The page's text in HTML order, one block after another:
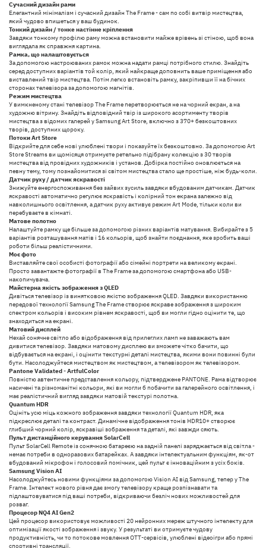
Сучасний дизайн рами
Елегантний мінімалізм і сучасний дизайн The Frame - сам по собі витвір мистецтва,
який чудово впишеться у ваш будинок.
Тонкий дизайн / тонке настінне кріплення
Завдяки тонкому профілю раму можна встановити майже врівень зі стіною, щоб вона
виглядала як справжня картина.
Рамка, що налаштовується
За допомогою настроюваних рамок можна надати рамці потрібного стилю. Знайдіть
серед доступних варіантів той колір, який найкраще доповнить ваше приміщення або
виставлений твір мистецтва. Потім легко встановіть рамку, закріпивши її на бічних
сторонах телевізора за допомогою магнітів.
Режим мистецтва
У вимкненому стані телевізор The Frame перетворюється не на чорний екран, а на
художню вітрину. Знайдіть відповідний твір із широкого асортименту творів
мистецтва з відомих галерей у Samsung Art Store, включно з 370+ безкоштовних
творів, доступних щороку.
Потоки Art Store
Відкрийте для себе нові улюблені твори і показуйте їх безкоштовно. За допомогою Art
Store Streams ви щомісяця отримуєте ретельно підібрану колекцію з 30 творів
мистецтва від провідних художників і установ. Добірка постійно оновлюється на
певну тему, тому познайомитися зі світом мистецтва стало ще простіше, ніж будь-коли.
Датчик руху / датчик яскравості
Знижуйте енергоспоживання без зайвих зусиль завдяки вбудованим датчикам. Датчик
яскравості автоматично регулює яскравість і колірний тон екрана залежно від
навколишнього освітлення, а датчик руху активує режим Art Mode, тільки коли ви
перебуваєте в кімнаті.
Матове полотно
Налаштуйте рамку ще більше за допомогою різних варіантів матування. Вибирайте з 5
варіантів розташування матів і 16 кольорів, щоб знайти поєднання, яке зробить ваші
роботи більш реалістичними.
Моє фото
Виставляйте свої особисті фотографії або сімейні портрети на великому екрані.
Просто завантажте фотографії в The Frame за допомогою смартфона або USB-
накопичувача.
Майстерна якість зображення з QLED
Дивіться телевізор із винятковою якістю зображення QLED. Завдяки використанню
передової технології Samsung The Frame створює яскраве зображення з широким
спектром кольорів і високим рівнем яскравості, щоб ви могли гідно оцінити те, що
знаходиться на екрані.
Матовий дисплей
Нехай сонячне світло або відображення від прилеглих ламп не заважають вам
дивитися телевізор. Завдяки матовому дисплею ви зможете чітко бачити, що
відбувається на екрані, і оцінити текстурні деталі мистецтва, якими вони повинні були
бути. Насолоджуйтеся мистецтвом як мистецтвом, а телевізором як телевізором.
Pantone Validated - ArtfulColor
Повністю автентичне представлення кольору, підтверджене PANTONE. Рама відтворює
насичені та різноманітні кольори, які ви могли б побачити за галерейного освітлення, і
має реалістичний вигляд завдяки матовій текстурі полотна.
Quantum HDR
Оцініть усю міць кожного зображення завдяки технології Quantum HDR, яка
підкреслює деталі та контраст. Динамічне відображення тонів HDR10+ створює
глибший чорний колір, яскравіші зображення та деталі, які завжди сяють.
Пульт дистанційного керування SolarCell
Пульт SolarCell Remote із сонячною батареєю на задній панелі заряджається від світла -
немає потреби в одноразових батарейках. А завдяки інтелектуальним функціям, як-от
вбудований мікрофон і голосовий помічник, цей пульт є інноваційним з усіх боків.
Samsung Vision AI
Насолоджуйтесь новими функціями за допомогою Vision AI від Samsung, тепер у The
Frame. Інтелект нового рівня дає змогу телевізору краще розпізнавати та
підлаштовуватися під ваші потреби, відкриваючи безліч нових можливостей для
розваг.
Процесор NQ4 AI Gen2
Цей процесор використовує можливості 20 нейронних мереж штучного інтелекту для
оптимізації якості зображення і звуку. У результаті ви отримуєте чудову
продуктивність, чи то потокове мовлення OTT-сервісів, улюблені відеоігри або прямі
спортивні трансляції.